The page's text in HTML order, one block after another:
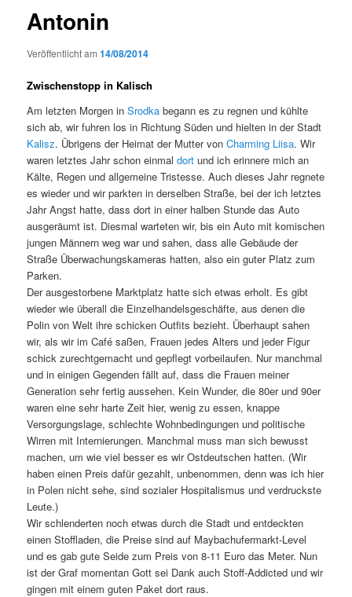
Antonin
Veröffentlicht am14/08/2014
Zwischenstopp in Kalisch
Am letzten Morgen inSrodka begann es zu regnen und kühlte
sich ab, wir fuhren los in Richtung Süden und hielten in der Stadt
Kalisz. Übrigens der Heimat der Mutter vonCharming Liisa. Wir
waren letztes Jahr schon einmaldortund ich erinnere mich an
Kälte, Regen und allgemeine Tristesse. Auch dieses Jahr regnete
es wieder und wir parkten in derselben Straße, bei der ich letztes
Jahr Angst hatte, dass dort in einer halben Stunde das Auto
ausgeräumt ist. Diesmal warteten wir, bis ein Auto mit komischen
jungen Männern weg war und sahen, dass alle Gebäude der
Straße Überwachungskameras hatten, also ein guter Platz zum
Parken.
Der ausgestorbene Marktplatz hatte sich etwas erholt. Es gibt
wieder wie überall die Einzelhandelsgeschäfte, aus denen die
Polin von Welt ihre schicken Outfits bezieht. Überhaupt sahen
wir, als wir im Café saßen, Frauen jedes Alters und jeder Figur
schick zurechtgemacht und gepflegt vorbeilaufen. Nur manchmal
und in einigen Gegenden fällt auf, dass die Frauen meiner
Generation sehr fertig aussehen. Kein Wunder, die 80er und 90er
waren eine sehr harte Zeit hier, wenig zu essen, knappe
Versorgungslage, schlechte Wohnbedingungen und politische
Wirren mit Internierungen. Manchmal muss man sich bewusst
machen, um wie viel besser es wir Ostdeutschen hatten. (Wir
haben einen Preis dafür gezahlt, unbenommen, denn was ich hier
in Polen nicht sehe, sind sozialer Hospitalismus und verdruckste
Leute.)
Wir schlenderten noch etwas durch die Stadt und entdeckten
einen Stoffladen, die Preise sind auf Maybachufermarkt-Level
und es gab gute Seide zum Preis von 8-11 Euro das Meter. Nun
ist der Graf momentan Gott sei Dank auch Stoff-Addicted und wir
gingen mit einem guten Paket dort raus.